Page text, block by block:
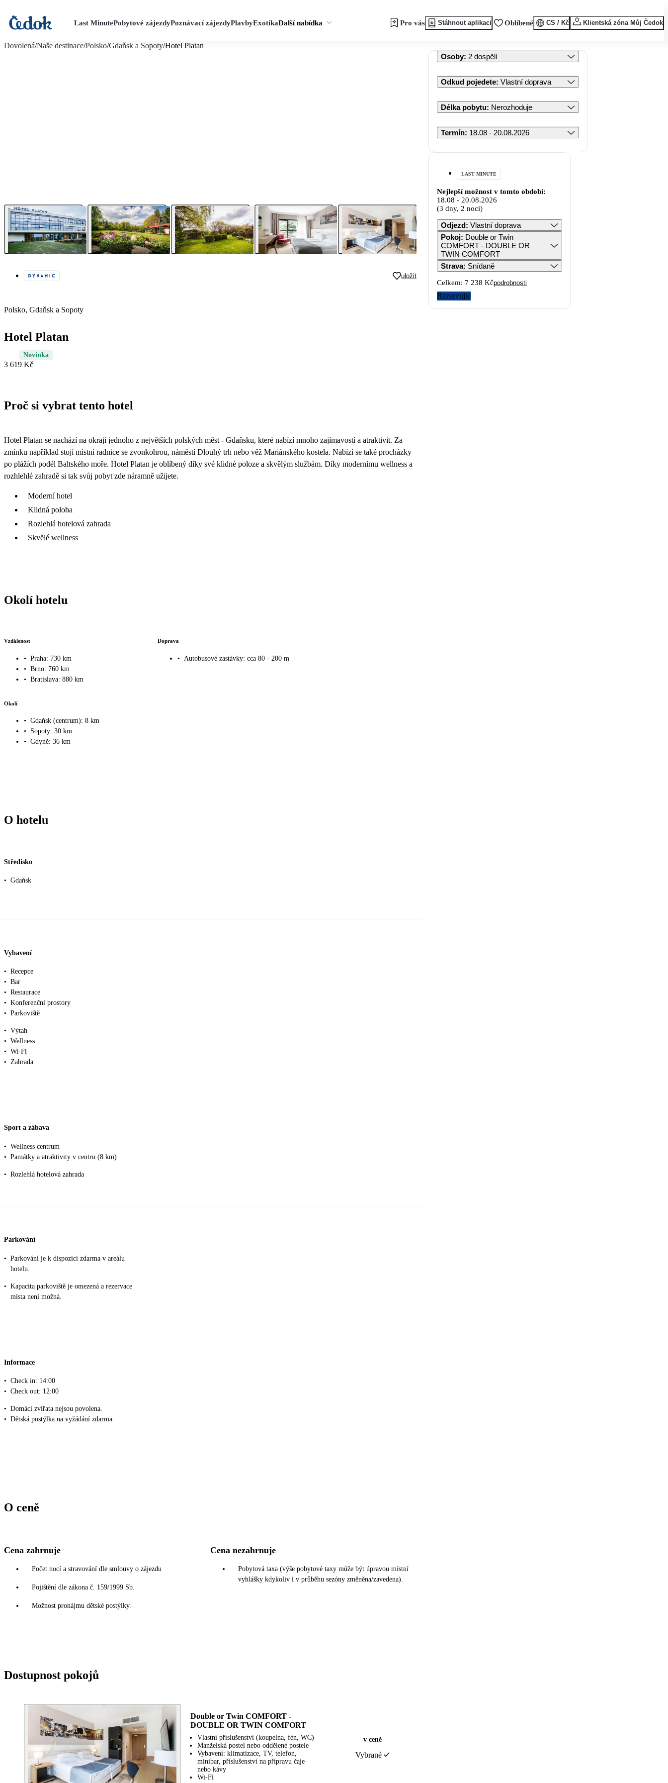
Last MinutePobytové zájezdyPoznávací zájezdyPlavbyExotikaDalší nabídka Pro vás Stáhnout aplikaci Oblíbené CS / Kč Klientská zóna Můj Čedok
Dovolená/Naše destinace/Polsko/Gdaňsk a Sopoty/Hotel Platan
uložit
Polsko, Gdaňsk a Sopoty
Hotel Platan
Novinka
3 619 Kč
Proč si vybrat tento hotel
Hotel Platan se nachází na okraji jednoho z největších polských měst - Gdaňsku, které nabízí mnoho zajímavostí a atraktivit. Za
zmínku například stojí místní radnice se zvonkohrou, náměstí Dlouhý trh nebo věž Mariánského kostela. Nabízí se také procházky
po plážích podél Baltského moře. Hotel Platan je oblíbený díky své klidné poloze a skvělým službám. Díky modernímu wellness a
rozhlehlé zahradě si tak svůj pobyt zde náramně užijete.
Moderní hotel
Klidná poloha
Rozlehlá hotelová zahrada
Skvělé wellness
Okolí hotelu
Vzdálenost
• Praha: 730 km
• Brno: 760 km
• Bratislava: 880 km
Doprava
• Autobusové zastávky: cca 80 - 200 m
Okolí
• Gdaňsk (centrum): 8 km
•
Sopoty: 30 km
• Gdyně: 36 km
O hotelu
Středisko
• Gdaňsk
Vybavení
• Recepce
• Bar
• Restaurace
• Konferenční prostory
• Parkoviště
• Výtah
• Wellness
• Wi-Fi
• Zahrada
Sport a zábava
• Wellness centrum
• Památky a atraktivity v centru (8 km)
• Rozlehlá hotelová zahrada
Parkování
• Parkování je k dispozici zdarma v areálu
hotelu.
• Kapacita parkoviště je omezená a rezervace
místa není možná.
Informace
• Check in: 14:00
• Check out: 12:00
• Domácí zvířata nejsou povolena.
• Dětská postýlka na vyžádání zdarma.
O ceně
Cena zahrnuje
Počet nocí a stravování dle smlouvy o zájezdu
Pojištění dle zákona č. 159/1999 Sb.
Možnost pronájmu dětské postýlky.
Cena nezahrnuje
Pobytová taxa (výše pobytové taxy může být úpravou místní
vyhlášky kdykoliv i v průběhu sezóny změněna/zavedena).
Dostupnost pokojů
Double or Twin COMFORT -
DOUBLE OR TWIN COMFORT
Vlastní příslušenství (koupelna, fén, WC)
Manželská postel nebo oddělené postele
Vybavení: klimatizace, TV, telefon,
minibar, příslušenství na přípravu čaje
nebo kávy
Wi-Fi
v ceně
Vybrané
Osoby: 2 dospělí
Odkud pojedete: Vlastní doprava
Délka pobytu: Nerozhoduje
Termín: 18.08 - 20.08.2026
LAST MINUTE
Nejlepší možnost v tomto období:
18.08 - 20.08.2026
(3 dny, 2 noci)
Odjezd: Vlastní doprava
Pokoj: Double or Twin
COMFORT - DOUBLE OR
TWIN COMFORT
Strava: Snídaně
Celkem: 7 238 Kčpodrobnosti
Rezervujte